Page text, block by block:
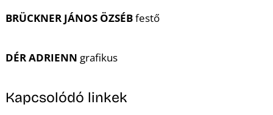
BRÜCKNER JÁNOS ÖZSÉBfestő
DÉR ADRIENN grafikus
Kapcsolódó linkek